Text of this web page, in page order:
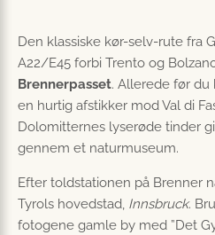
Den klassiske kør-selv-rute fra
A22/E45 forbi Trento og
Brennerpasset. Allerede før
en hurtig afstikker mod Val di
Dolomitternes lyserøde tinder
gennem et naturmuseum.
Efter toldstationen på Brenner
Tyrols hovedstad, Innsbruck.
fotogene gamle by med ”Det